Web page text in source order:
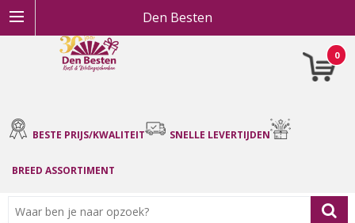
Den Besten
0
BESTE PRIJS/KWALITEIT SNELLE LEVERTIJDEN
BREED ASSORTIMENT